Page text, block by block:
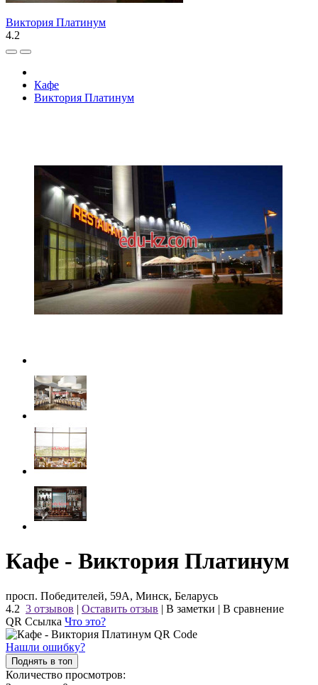
Виктория Платинум
4.2
Кафе
Виктория Платинум
Кафе - Виктория Платинум
просп. Победителей, 59А, Минск, Беларусь
4.2 3 отзывов | Оставить отзыв | В заметки | В сравнение
QR Ссылка Что это?
Нашли ошибку?
Поднять в топ
Количество просмотров: